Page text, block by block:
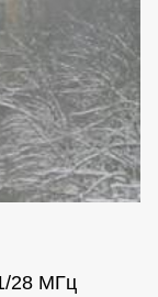
28 МГц